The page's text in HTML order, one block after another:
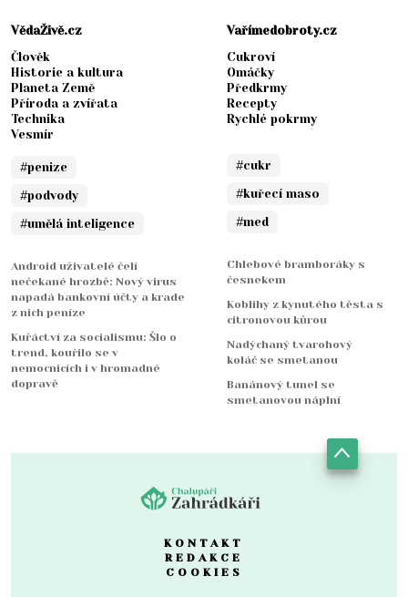
VědaŽivě.cz
Člověk
Historie a kultura
Planeta Země
Příroda a zvířata
Technika
Vesmír
#penize
#podvody
#umělá inteligence
Android uživatelé čelí
nečekané hrozbě: Nový virus
napadá bankovní účty a krade
z nich peníze
Kuřáctví za socialismu: Šlo o
trend, kouřilo se v
nemocnicích i v hromadné
dopravě
Vařímedobroty.cz
Cukroví
Omáčky
Předkrmy
Recepty
Rychlé pokrmy
#cukr
#kuřecí maso
#med
Chlebové bramboráky s
česnekem
Koblihy z kynutého těsta s
citronovou kůrou
Nadýchaný tvarohový
koláč se smetanou
Banánový tunel se
smetanovou náplní
KONTAKT
REDAKCE
COOKIES